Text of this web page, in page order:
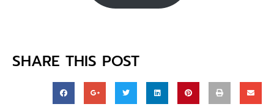
SHARE THIS POST